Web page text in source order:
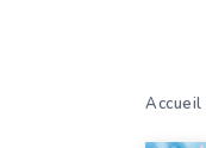
Accueil